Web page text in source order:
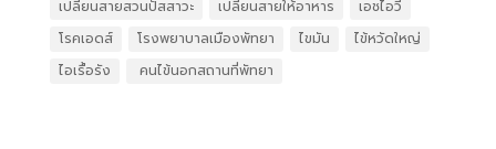
เปลี่ยนสายสวนปัสสาวะ
เปลี่ยนสายให้อาหาร
เอชไอวี
โรคเอดส์
โรงพยาบาลเมืองพัทยา ไขมัน
ไข้หวัดใหญ่
ไอเรื้อรัง
​ คนไข้นอกสถานที่พัทยา